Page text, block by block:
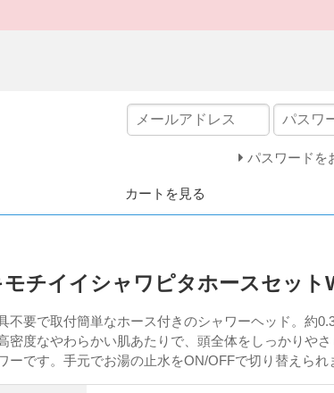
パスワードを
カートを見る
モチイイシャワピタホースセット
不要で取付簡単なホース付きのシャワーヘッド。約
密度なやわらかい肌あたりで、頭全体をしっかりや
ーです。手元でお湯の止水をON/OFFで切り替えられ